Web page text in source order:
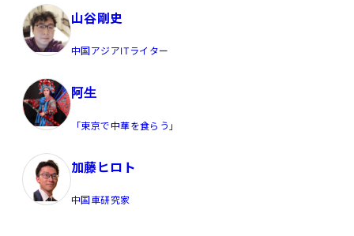
山谷剛史
中国アジアITライター
阿生
「東京で中華を食らう」
加藤ヒロト
中国車研究家